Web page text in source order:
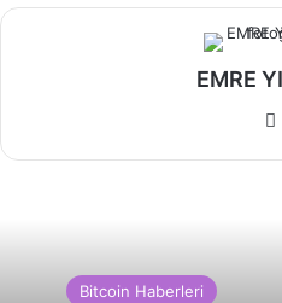
EMRE
Bitcoin Haberleri